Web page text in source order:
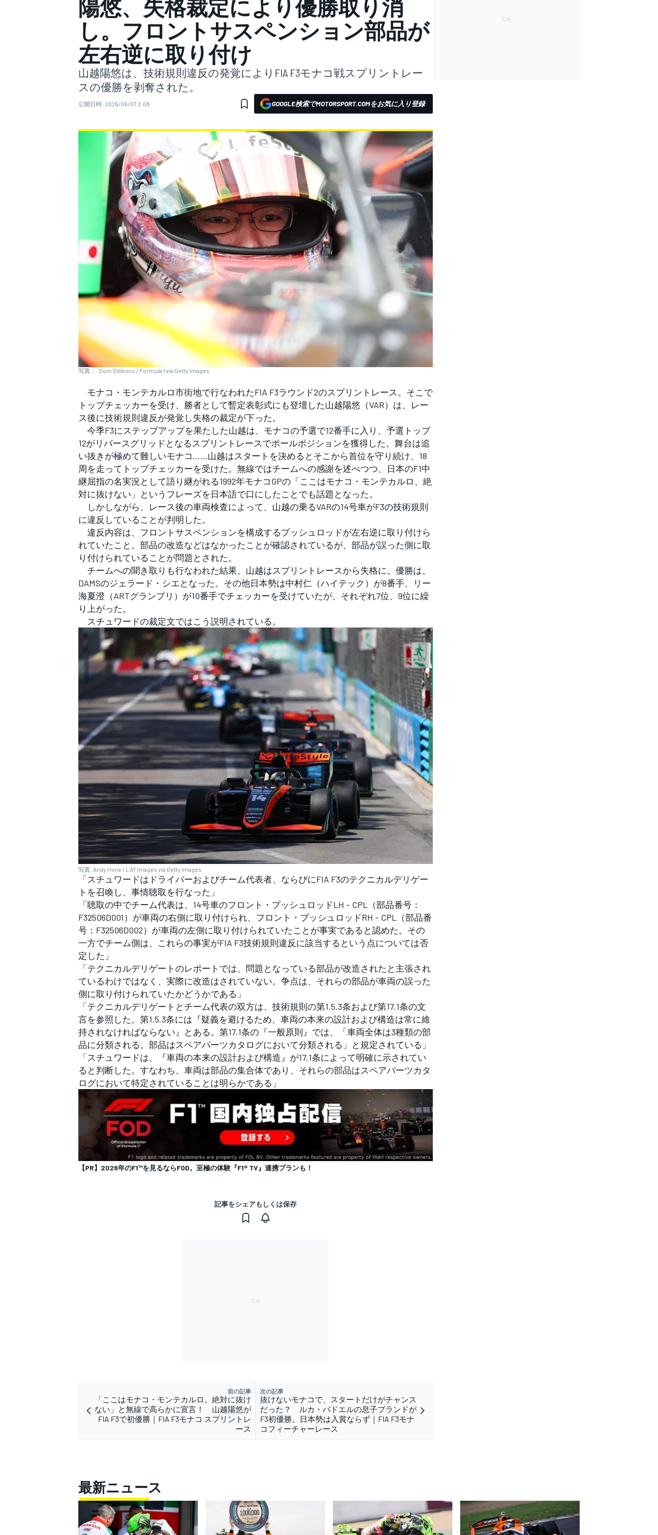
スーパーフォーミュラ
スーパーGT
WEC
フォーミュラE
すべてのカテゴリー
陽悠、失格裁定により優勝取り消
し。フロントサスペンション部品が
左右逆に取り付け
山越陽悠は、技術規則違反の発覚によりFIA F3モナコ戦スプリントレー
スの優勝を剥奪された。
公開日時: 2026/06/07 2:08 GOOGLE検索でMOTORSPORT.COMをお気に入り登録
写真：: Dom Gibbons / Formula 1 via Getty Images
モナコ・モンテカルロ市街地で行なわれたFIA F3ラウンド2のスプリントレース。そこで
トップチェッカーを受け、勝者として暫定表彰式にも登壇した山越陽悠（VAR）は、レー
ス後に技術規則違反が発覚し失格の裁定が下った。
今季F3にステップアップを果たした山越は、モナコの予選で12番手に入り、予選トップ
12がリバースグリッドとなるスプリントレースでポールポジションを獲得した。舞台は追
い抜きが極めて難しいモナコ……山越はスタートを決めるとそこから首位を守り続け、18
周を走ってトップチェッカーを受けた。無線ではチームへの感謝を述べつつ、日本のF1中
継屈指の名実況として語り継がれる1992年モナコGPの「ここはモナコ・モンテカルロ、絶
対に抜けない」というフレーズを日本語で口にしたことでも話題となった。
しかしながら、レース後の車両検査によって、山越の乗るVARの14号車がF3の技術規則
に違反していることが判明した。
違反内容は、フロントサスペンションを構成するプッシュロッドが左右逆に取り付けら
れていたこと。部品の改造などはなかったことが確認されているが、部品が誤った側に取
り付けられていることが問題とされた。
チームへの聞き取りも行なわれた結果、山越はスプリントレースから失格に。優勝は、
DAMSのジェラード・シエとなった。その他日本勢は中村仁（ハイテック）が8番手、リー
海夏澄（ARTグランプリ）が10番手でチェッカーを受けていたが、それぞれ7位、9位に繰
り上がった。
スチュワードの裁定文ではこう説明されている。
写真: Andy Hone / LAT Images via Getty Images
「スチュワードはドライバーおよびチーム代表者、ならびにFIA F3のテクニカルデリゲー
トを召喚し、事情聴取を行なった」
「聴取の中でチーム代表は、14号車のフロント・プッシュロッドLH - CPL（部品番号：
F32506D001）が車両の右側に取り付けられ、フロント・プッシュロッドRH - CPL（部品番
号：F32506D002）が車両の左側に取り付けられていたことが事実であると認めた。その
一方でチーム側は、これらの事実がFIA F3技術規則違反に該当するという点については否
定した」
「テクニカルデリゲートのレポートでは、問題となっている部品が改造されたと主張され
ているわけではなく、実際に改造はされていない。争点は、それらの部品が車両の誤った
側に取り付けられていたかどうかである」
「テクニカルデリゲートとチーム代表の双方は、技術規則の第1.5.3条および第17.1条の文
言を参照した。第1.5.3条には『疑義を避けるため、車両の本来の設計および構造は常に維
持されなければならない』とある。第17.1条の『一般原則』では、「車両全体は3種類の部
品に分類される。部品はスペアパーツカタログにおいて分類される」と規定されている」
「スチュワードは、『車両の本来の設計および構造』が17.1条によって明確に示されてい
ると判断した。すなわち、車両は部品の集合体であり、それらの部品はスペアパーツカタ
ログにおいて特定されていることは明らかである」
【PR】2026年のF1™を見るならFOD。至極の体験『F1® TV』連携プランも！
記事をシェアもしくは保存
前の記事
「ここはモナコ・モンテカルロ。絶対に抜け
ない」と無線で高らかに宣言！ 山越陽悠が
FIA F3で初優勝｜FIA F3モナコ スプリントレ
ース
次の記事
抜けないモナコで、スタートだけがチャンス
だった？ ルカ・バドエルの息子ブランドが
F3初優勝。日本勢は入賞ならず｜FIA F3モナ
コフィーチャーレース
最新ニュース